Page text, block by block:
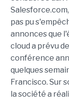
pas pu
annonces que
cloud a prévu
conférence
quelques
Francisco. Sur
la société a